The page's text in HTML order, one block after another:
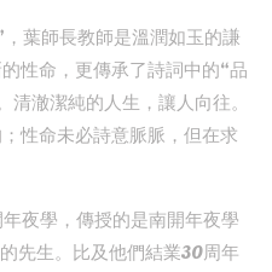
葉師長教師是溫潤如玉的謙
性命，更傳承了詩詞中的“品
澈潔純的人生，讓人向往。
性命未必詩意脈脈，但在求
夜學，傳授的是南開年夜學
先生。比及他們結業30周年